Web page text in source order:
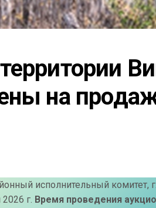
на
исполнительный комитет,
г. Время проведения